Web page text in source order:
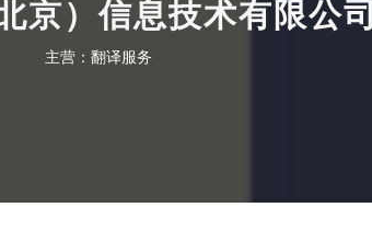
京）信息技术有限公司
主营：翻译服务